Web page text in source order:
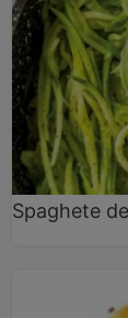
Spaghete